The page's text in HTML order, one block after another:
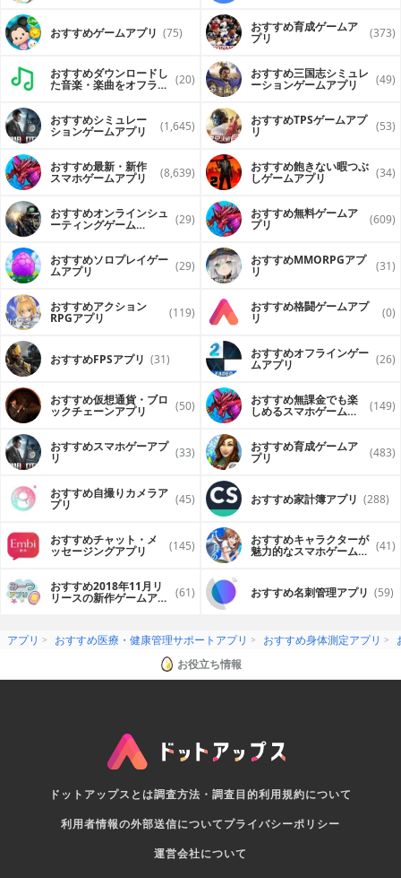
おすすめゲームアプリ (75) おすすめ育成ゲームア
プリ (373)
おすすめダウンロードし
た音楽・楽曲をオフライ (20) おすすめ三国志シミュレ
ーションゲームアプリ (49)
おすすめシミュレー
ションゲームアプリ (1,645) おすすめTPSゲームアプ
リ (53)
おすすめ最新・新作
スマホゲームアプリ (8,639) おすすめ飽きない暇つぶ
しゲームアプリ (34)
おすすめオンラインシュ
ーティングゲーム (29) おすすめ無料ゲームア
プリ (609)
おすすめソロプレイゲー
ムアプリ (29) おすすめ MMORPGアプ
リ (31)
おすすめアクション
RPGアプリ (119) おすすめ格闘ゲームアプ
リ (0)
おすすめFPSアプリ (31) おすすめオフラインゲー
ムアプリ (26)
おすすめ仮想通貨・ブロ
ックチェーンアプリ (50) おすすめ無課金でも楽
しめるスマホゲームア (149)
おすすめスマホゲーアプ
リ (33) おすすめ育成ゲームア
プリ (483)
おすすめ自撮りカメラア
プリ (45) おすすめ家計簿アプリ (288)
おすすめチャット・メ
ッセージングアプリ (145) おすすめキャラクターが
魅力的なスマホゲームア (41)
おすすめ2018年11月リ
リースの新作ゲームアプ (61) おすすめ名刺管理アプリ (59)
アプリ おすすめ医療・健康管理サポートアプリ おすすめ身体測定アプリ
お役立ち情報
ドットアップスとは調査方法・調査目的利用規約について
利用者情報の外部送信についてプライバシーポリシー
運営会社について